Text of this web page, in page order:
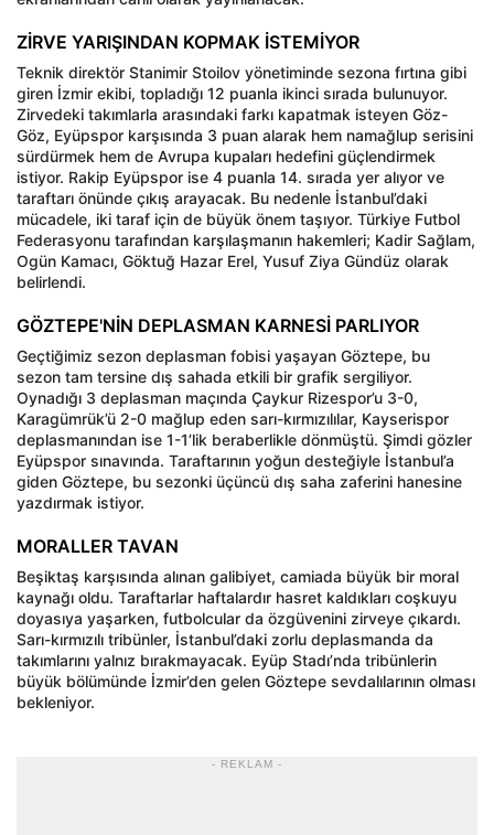
ZİRVE YARIŞINDAN KOPMAK İSTEMİYOR
Teknik direktör Stanimir Stoilov yönetiminde sezona fırtına gibi
giren İzmir ekibi, topladığı 12 puanla ikinci sırada bulunuyor.
Zirvedeki takımlarla arasındaki farkı kapatmak isteyen Göz-
Göz, Eyüpspor karşısında 3 puan alarak hem namağlup serisini
sürdürmek hem de Avrupa kupaları hedefini güçlendirmek
istiyor. Rakip Eyüpspor ise 4 puanla 14. sırada yer alıyor ve
taraftarı önünde çıkış arayacak. Bu nedenle İstanbul’daki
mücadele, iki taraf için de büyük önem taşıyor. Türkiye Futbol
Federasyonu tarafından karşılaşmanın hakemleri; Kadir Sağlam,
Ogün Kamacı, Göktuğ Hazar Erel, Yusuf Ziya Gündüz olarak
belirlendi.
GÖZTEPE'NİN DEPLASMAN KARNESİ PARLIYOR
Geçtiğimiz sezon deplasman fobisi yaşayan Göztepe, bu
sezon tam tersine dış sahada etkili bir grafik sergiliyor.
Oynadığı 3 deplasman maçında Çaykur Rizespor’u 3-0,
Karagümrük’ü 2-0 mağlup eden sarı-kırmızılılar, Kayserispor
deplasmanından ise 1-1’lik beraberlikle dönmüştü. Şimdi gözler
Eyüpspor sınavında. Taraftarının yoğun desteğiyle İstanbul’a
giden Göztepe, bu sezonki üçüncü dış saha zaferini hanesine
yazdırmak istiyor.
MORALLER TAVAN
Beşiktaş karşısında alınan galibiyet, camiada büyük bir moral
kaynağı oldu. Taraftarlar haftalardır hasret kaldıkları coşkuyu
doyasıya yaşarken, futbolcular da özgüvenini zirveye çıkardı.
Sarı-kırmızılı tribünler, İstanbul’daki zorlu deplasmanda da
takımlarını yalnız bırakmayacak. Eyüp Stadı’nda tribünlerin
büyük bölümünde İzmir’den gelen Göztepe sevdalılarının olması
bekleniyor.
- REKLAM -